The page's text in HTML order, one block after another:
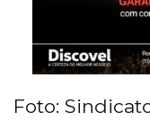
Foto: